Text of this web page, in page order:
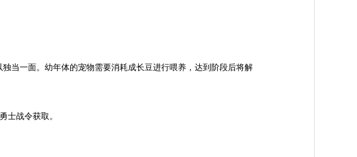
当一面。幼年体的宠物需要消耗成长豆进行喂养，达到阶段后将解
士战令获取。